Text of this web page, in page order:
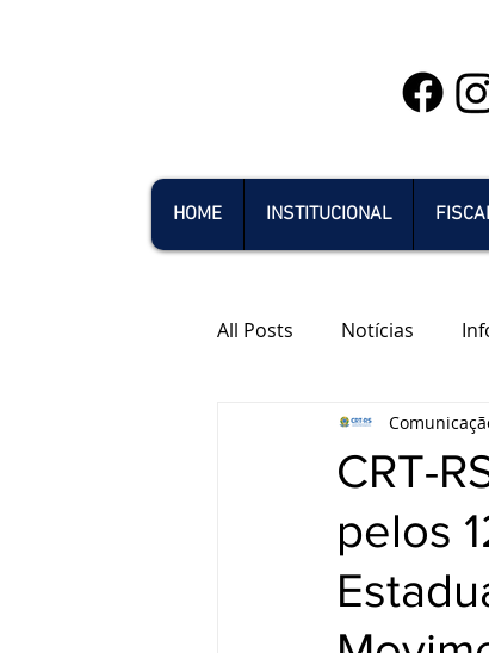
HOME INSTITUCIONAL
All Posts Notícias
CRT-
pelos